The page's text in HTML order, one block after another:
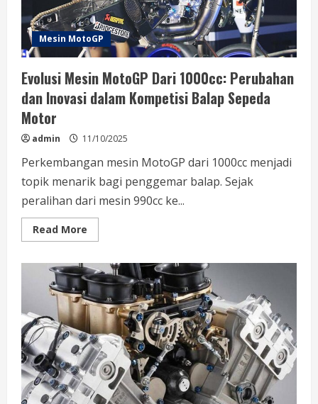
Mesin MotoGP
Evolusi Mesin MotoGP Dari 1000cc: Perubahan
dan Inovasi dalam Kompetisi Balap Sepeda
Motor
admin 11/10/2025
Perkembangan mesin MotoGP dari 1000cc menjadi
topik menarik bagi penggemar balap. Sejak
peralihan dari mesin 990cc ke...
Read More
more
Mesin
MotoGP
Dari
1000cc:
Perubahan
dan
Inovasi
dalam
Kompetisi
Balap
Sepeda
Motor